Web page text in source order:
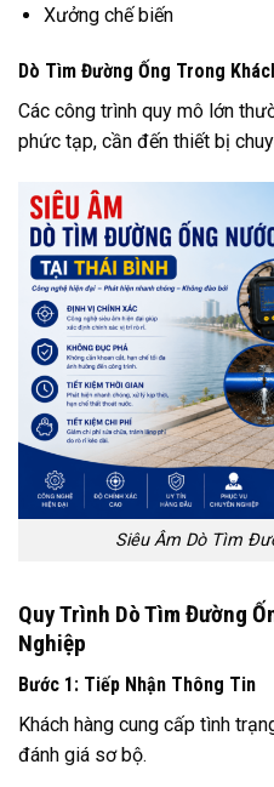
Xưởng chế biến
Dò Tìm Đường Ống Trong
Các công trình quy mô lớn
phức tạp, cần đến thiết bị
Siêu Âm Dò Tìm
Quy Trình Dò Tìm Đường
Nghiệp
Bước 1: Tiếp Nhận Thông Tin
Khách hàng cung cấp tình
đánh giá sơ bộ.